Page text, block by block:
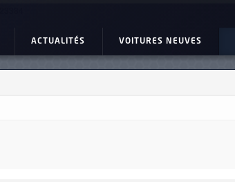
ACTUALITÉS VOITURES NEUVES